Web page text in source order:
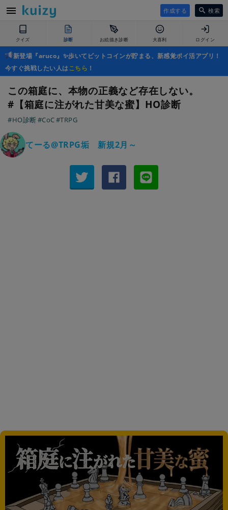
作成する 検索
クイズ 診断 お絵描き診断 大喜利 ログイン
新登場『aruco』✨歩いてビットコインが貯まる、新感覚ポイ活アプリ！
今すぐ挑戦したい人はこちら ！
この箱庭に、本物の正義など存在しない。
#【箱庭に注がれた甘美な蜜】HO診断
#HO診断#CoC#TRPG
てーる@TRPG垢 新規2月～